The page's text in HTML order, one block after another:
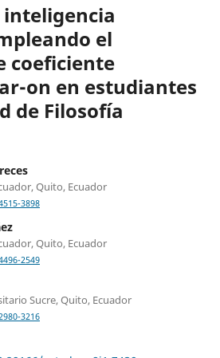
inteligencia
el
coeficiente
on en estudiantes
de Filosofía
Quito, Ecuador
3898
Quito, Ecuador
2549
Sucre, Quito, Ecuador
3216